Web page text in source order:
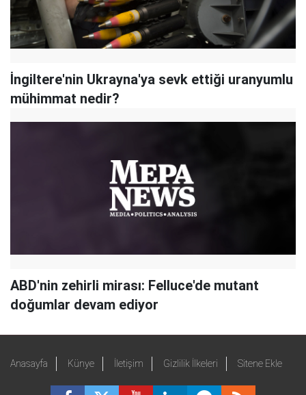
İngiltere'nin Ukrayna'ya sevk ettiği uranyumlu
mühimmat nedir?
ABD'nin zehirli mirası: Felluce'de mutant
doğumlar devam ediyor
Anasayfa Künye İletişim Gizlilik İlkeleri Sitene Ekle